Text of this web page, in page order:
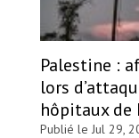
Palestine :
lors
hôpitaux de
Publié le Jul 29,